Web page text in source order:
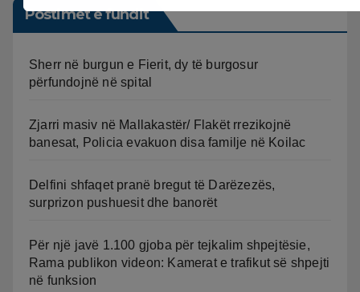
Postimet e fundit
Sherr në burgun e Fierit, dy të burgosur
përfundojnë në spital
Zjarri masiv në Mallakastër/ Flakët rrezikojnë
banesat, Policia evakuon disa familje në Koilac
Delfini shfaqet pranë bregut të Darëzezës,
surprizon pushuesit dhe banorët
Për një javë 1.100 gjoba për tejkalim shpejtësie,
Rama publikon videon: Kamerat e trafikut së shpejti
në funksion